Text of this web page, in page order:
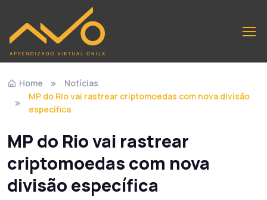
Home
Notícias
MP do Rio vai rastrear criptomoedas com nova divisão
específica
MP do Rio vai rastrear
criptomoedas com nova
divisão específica